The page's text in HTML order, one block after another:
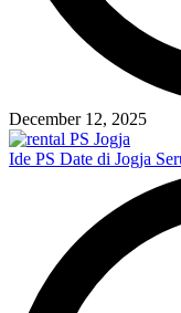
December 12, 2025
Ide PS Date di Jogja